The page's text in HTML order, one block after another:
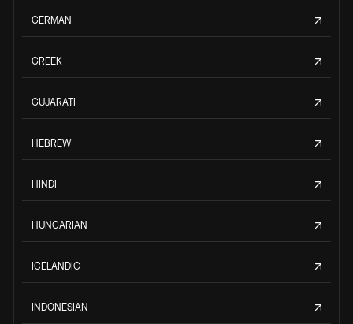
GERMAN
GREEK
GUJARATI
HEBREW
HINDI
HUNGARIAN
ICELANDIC
INDONESIAN